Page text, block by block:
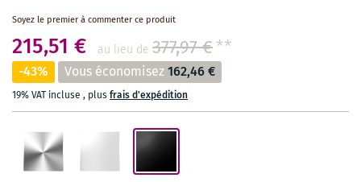
Soyez le premier à commenter ce produit
215,51 € au lieu de 377,97 €**
-43% Vous économisez162,46 €
19% VAT incluse , plusfrais d'expédition